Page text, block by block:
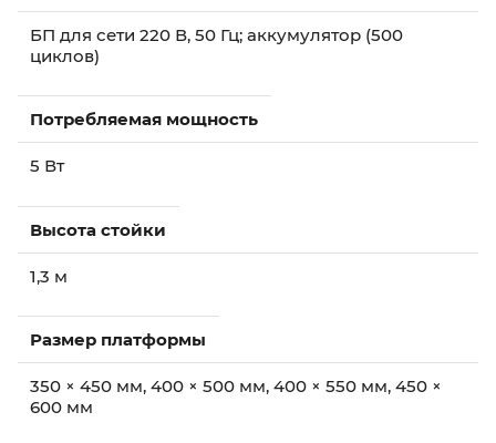
БП для сети 220 В, 50 Гц; аккумулятор (500
циклов)
Потребляемая мощность
5 Вт
Высота стойки
1,3 м
Размер платформы
350 × 450 мм, 400 × 500 мм, 400 × 550 мм, 450 ×
600 мм